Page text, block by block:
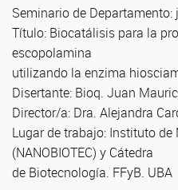
Seminariode Departamento:
Título: Biocatálisis para la
escopolamina
utilizando la enzima
Disertante: Bioq. Juan
Director/a: Dra. Alejandra
Lugar de trabajo: Instituto
(NANOBIOTEC) y Cátedra
de Biotecnología. FFyB. UBA